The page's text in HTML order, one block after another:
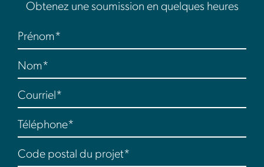
Obtenez une soumission en quelques heures